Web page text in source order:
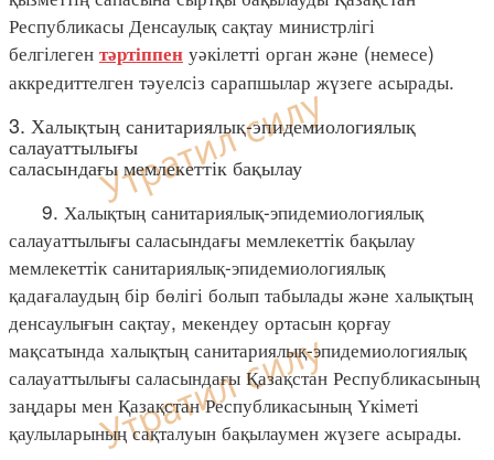
Республикасы Денсаулық сақтау министрлігі
белгілеген тәртіппен уәкілетті орган және (немесе)
аккредиттелген тәуелсіз сарапшылар жүзеге асырады.
3. Халықтың санитариялық-эпидемиологиялық
салауаттылығы
саласындағы мемлекеттік бақылау
9. Халықтың санитариялық-эпидемиологиялық
салауаттылығы саласындағы мемлекеттік бақылау
мемлекеттік санитариялық-эпидемиологиялық
қадағалаудың бір бөлігі болып табылады және халықтың
денсаулығын сақтау, мекендеу ортасын қорғау
мақсатында халықтың санитариялық-эпидемиологиялық
салауаттылығы саласындағы Қазақстан Республикасының
заңдары мен Қазақстан Республикасының Үкіметі
қаулыларының сақталуын бақылаумен жүзеге асырады.